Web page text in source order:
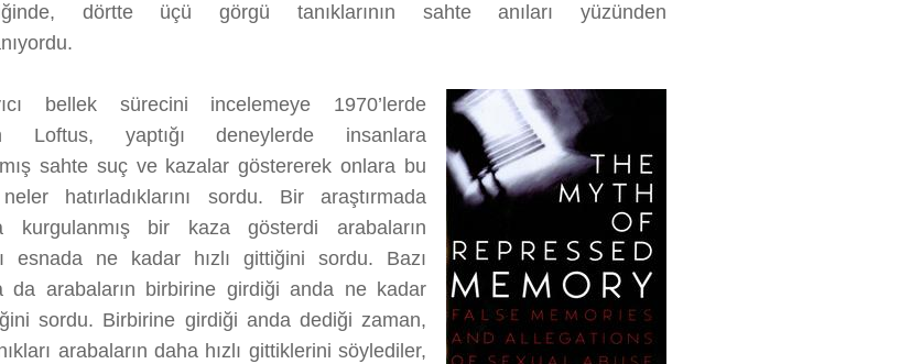
dörtte üçü görgü tanıklarının sahte anıları yüzünden
bellek sürecini incelemeye 1970’lerde
Loftus, yaptığı deneylerde insanlara
sahte suç ve kazalar göstererek onlara bu
hatırladıklarını sordu. Bir araştırmada
kurgulanmış bir kaza gösterdi arabaların
esnada ne kadar hızlı gittiğini sordu. Bazı
da arabaların birbirine girdiği anda ne kadar
sordu. Birbirine girdiği anda dediği zaman,
arabaların daha hızlı gittiklerini söylediler,